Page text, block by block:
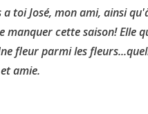
a toi José, mon ami, ainsi
manquer cette saison! Elle
fleur parmi les
amie.